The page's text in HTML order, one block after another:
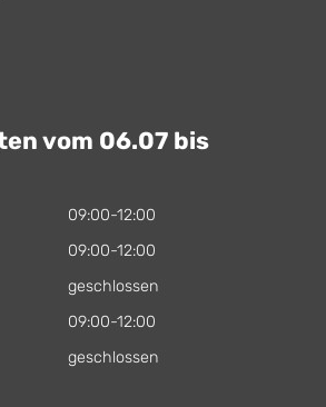
vom 06.07 bis
09:00-12:00
09:00-12:00
geschlossen
09:00-12:00
geschlossen